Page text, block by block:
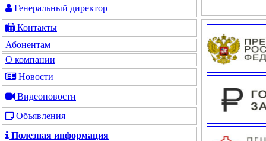
Генеральный директор
Контакты
Абонентам
О компании
Новости
Видеоновости
Объявления
Полезная информация